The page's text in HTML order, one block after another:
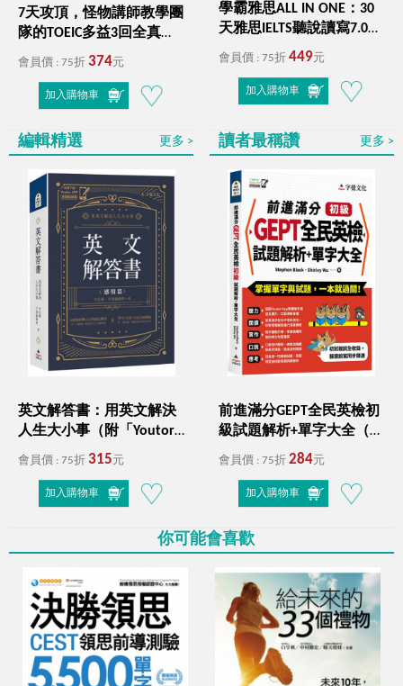
7天攻頂，怪物講師教學團
隊的TOEIC多益3回全真模
擬試題＋解析（2書＋
「Youtor App」內含VRP虛
擬點讀筆＋防水書套）
會員價 : 75折 374元
加入購物車
學霸雅思ALL IN ONE：30
天雅思IELTS聽說讀寫7.0全
攻略（附贈「Youtor
App」內含VRP虛擬點讀
筆）
會員價 : 75折 449元
加入購物車
編輯精選 更多
英文解答書：用英文解決
人生大小事（附「Youtor
App」內含VRP虛擬點讀
會員價 : 75折 315元
加入購物車
讀者最稱讚 更多
前進滿分GEPT全民英檢初
級試題解析+單字大全（附
「Youtor App」內含VRP虛
會員價 : 75折 284元
加入購物車
你可能會喜歡